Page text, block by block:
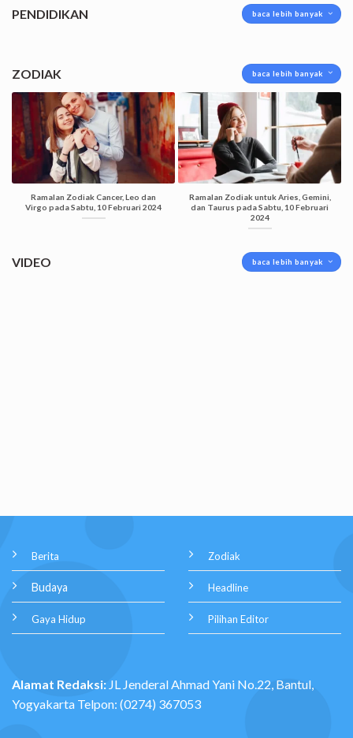
PENDIDIKAN baca lebih banyak
ZODIAK baca lebih banyak
Ramalan Zodiak Cancer, Leo dan
Virgo pada Sabtu, 10 Februari 2024
Ramalan Zodiak untuk Aries, Gemini,
dan Taurus pada Sabtu, 10 Februari
2024
VIDEO baca lebih banyak
Berita
Budaya
Gaya Hidup
Zodiak
Headline
Pilihan Editor
Alamat Redaksi: JL Jenderal Ahmad Yani No.22, Bantul,
Yogyakarta Telpon: (0274) 367053